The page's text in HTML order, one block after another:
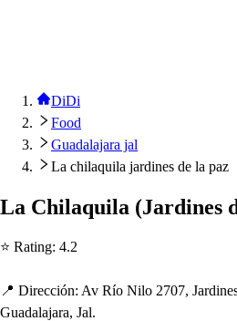
DiDi
Food
Guadalajara jal
La chilaquila jardines de la paz
La Chilaquila (Jardines
⭐ Rating: 4.2
📍 Dirección: Av Río Nilo 2707, Jardine
Guadalajara, Jal.